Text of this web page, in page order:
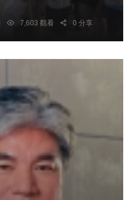
7,603 觀看 0 分享